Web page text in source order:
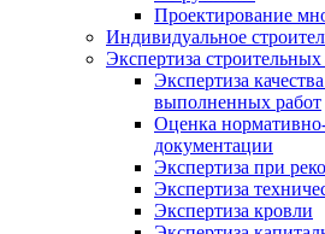
Проектирование
Индивидуальное
Экспертиза
Экспертиза
выполненных работ
Оценка
документации
Экспертиза при
Экспертиза
Экспертиза кровли